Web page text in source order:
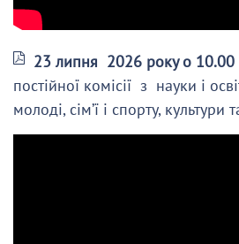
23 липня 2026 року о 10.00
постійної комісії з науки і
молоді, сім’ї і спорту, культури